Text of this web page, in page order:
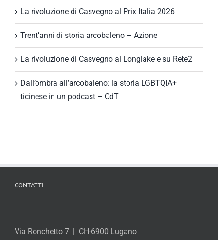
La rivoluzione di Casvegno al Prix Italia 2026
Trent’anni di storia arcobaleno – Azione
La rivoluzione di Casvegno al Longlake e su Rete2
Dall’ombra all’arcobaleno: la storia LGBTQIA+
ticinese in un podcast – CdT
CONTATTI
Via Ronchetto 7 | CH-6900 Lugano